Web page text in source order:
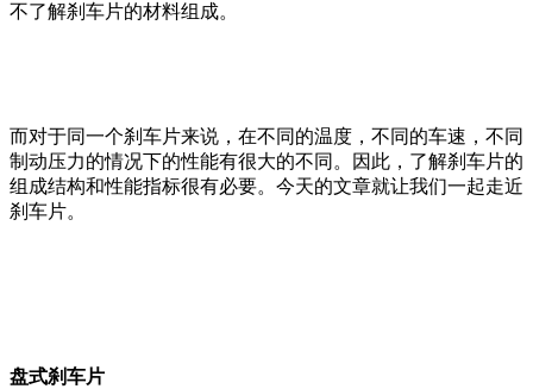
不了解刹车片的材料组成。
而对于同一个刹车片来说，在不同的温度，不同的车速，不同
制动压力的情况下的性能有很大的不同。因此，了解刹车片的
组成结构和性能指标很有必要。今天的文章就让我们一起走近
刹车片。
盘式刹车片